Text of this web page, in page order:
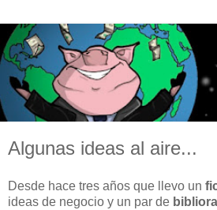
Algunas ideas al aire...
Desde hace tres años que llevo un
ideas de negocio y un par de